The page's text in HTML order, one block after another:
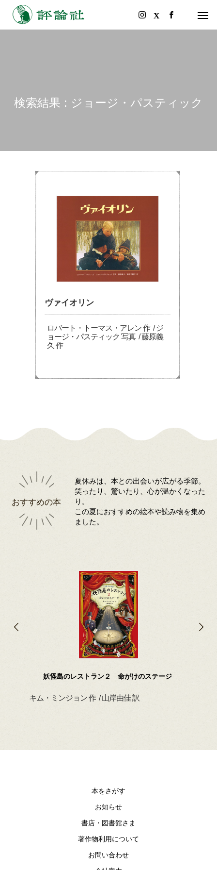
検索結果 : ジョージ・パスティック
ヴァイオリン
ロバート・トーマス・アレン 作 / ジ
ョージ・パスティック 写真 / 藤原義
久 作
おすすめの本
夏休みは、本との出会いが広がる季節。
笑ったり、驚いたり、心が温かくなった
り。
この夏におすすめの絵本や読み物を集め
ました。
妖怪島のレストラン２ 命がけのステージ
キム・ミンジョン 作 / 山岸由佳 訳
本をさがす
お知らせ
書店・図書館さま
著作物利用について
お問い合わせ